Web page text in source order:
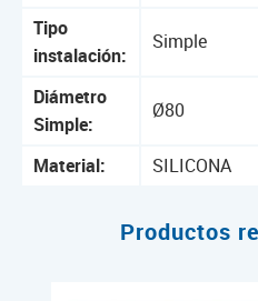
Tipo
instalación:
Simple
Diámetro
Simple:
Ø80
Material: SILICONA
Productos